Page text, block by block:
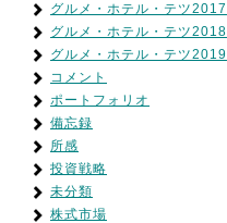
グルメ・ホテル・テツ2017
グルメ・ホテル・テツ2018
グルメ・ホテル・テツ2019
コメント
ポートフォリオ
備忘録
所感
投資戦略
未分類
株式市場